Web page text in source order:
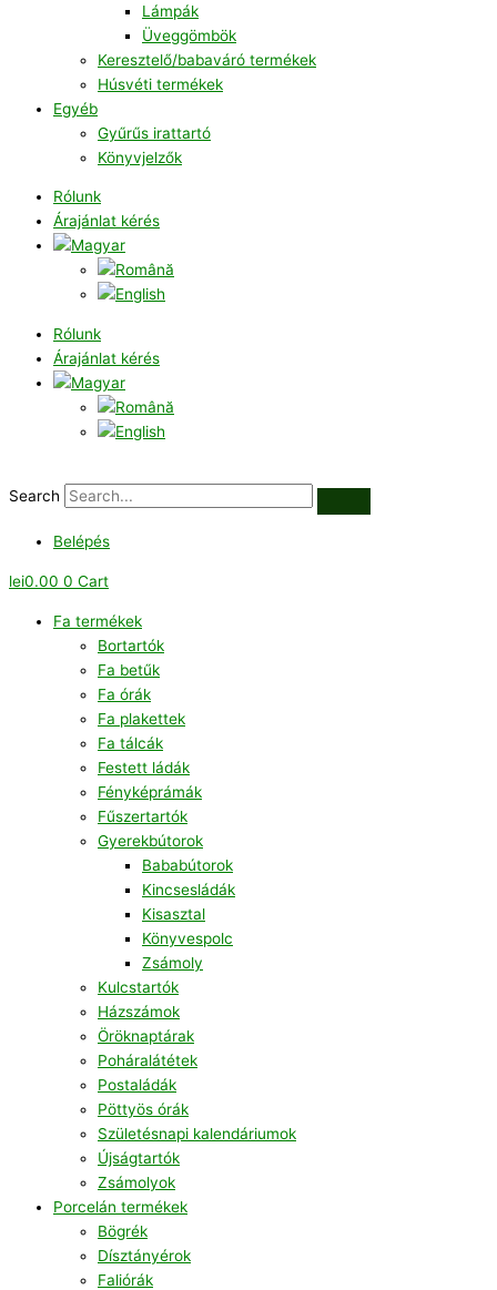
Lámpák
Üveggömbök
Keresztelő/babaváró termékek
Húsvéti termékek
Egyéb
Gyűrűs irattartó
Könyvjelzők
Rólunk
Árajánlat kérés
Rólunk
Árajánlat kérés
Search
Belépés
lei0.00 0 Cart
Fa termékek
Bortartók
Fa betűk
Fa órák
Fa plakettek
Fa tálcák
Festett ládák
Fényképrámák
Fűszertartók
Gyerekbútorok
Bababútorok
Kincsesládák
Kisasztal
Könyvespolc
Zsámoly
Kulcstartók
Házszámok
Öröknaptárak
Poháralátétek
Postaládák
Pöttyös órák
Születésnapi kalendáriumok
Újságtartók
Zsámolyok
Porcelán termékek
Bögrék
Dísztányérok
Faliórák